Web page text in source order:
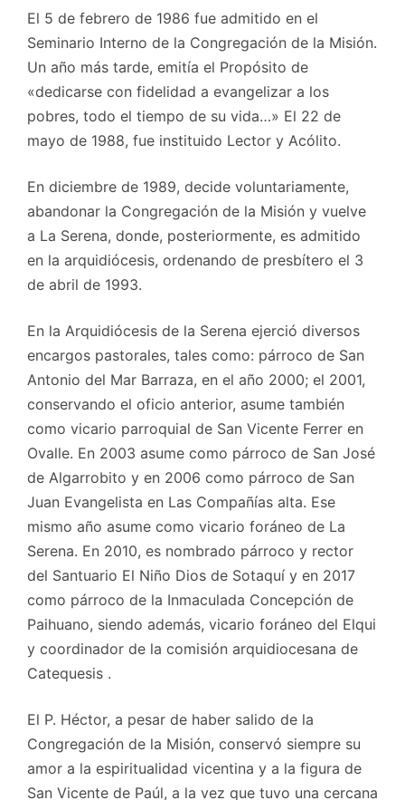
El 5 de febrero de 1986 fue admitido en el
Seminario Interno de la Congregación de la Misión.
Un año más tarde, emitía el Propósito de
«dedicarse con fidelidad a evangelizar a los
pobres, todo el tiempo de su vida…» El 22 de
mayo de 1988, fue instituido Lector y Acólito.
En diciembre de 1989, decide voluntariamente,
abandonar la Congregación de la Misión y vuelve
a La Serena, donde, posteriormente, es admitido
en la arquidiócesis, ordenando de presbítero el 3
de abril de 1993.
En la Arquidiócesis de la Serena ejerció diversos
encargos pastorales, tales como: párroco de San
Antonio del Mar Barraza, en el año 2000; el 2001,
conservando el oficio anterior, asume también
como vicario parroquial de San Vicente Ferrer en
Ovalle. En 2003 asume como párroco de San José
de Algarrobito y en 2006 como párroco de San
Juan Evangelista en Las Compañías alta. Ese
mismo año asume como vicario foráneo de La
Serena. En 2010, es nombrado párroco y rector
del Santuario El Niño Dios de Sotaquí y en 2017
como párroco de la Inmaculada Concepción de
Paihuano, siendo además, vicario foráneo del Elqui
y coordinador de la comisión arquidiocesana de
Catequesis .
El P. Héctor, a pesar de haber salido de la
Congregación de la Misión, conservó siempre su
amor a la espiritualidad vicentina y a la figura de
San Vicente de Paúl, a la vez que tuvo una cercana